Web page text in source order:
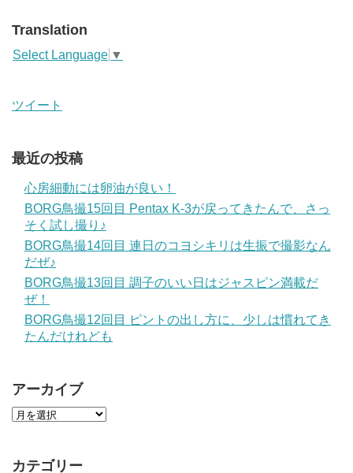
Translation
Select Language ▼
ツイート
最近の投稿
心房細動には卵油が良い！
BORG鳥撮15回目 Pentax K-3が戻ってきたんで、さっ
そく試し撮り♪
BORG鳥撮14回目 連日のコヨシキリは生振で撮影なん
だぜ♪
BORG鳥撮13回目 調子のいい日はジャスピン満載だ
ぜ！
BORG鳥撮12回目 ピントの出し方に、少しは慣れてき
たんだけれども
アーカイブ
カテゴリー